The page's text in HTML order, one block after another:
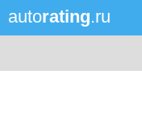
autorating.ru